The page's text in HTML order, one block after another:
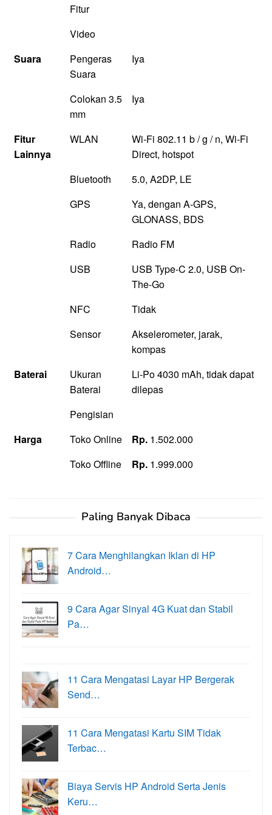
Fitur
Video
Suara
Pengeras
Suara
Iya
Colokan 3.5
mm
Iya
Fitur
Lainnya
WLAN
Wi-Fi 802.11 b / g / n, Wi-Fi
Direct, hotspot
Bluetooth
5.0, A2DP, LE
GPS
Ya, dengan A-GPS,
GLONASS, BDS
Radio
Radio FM
USB
USB Type-C 2.0, USB On-
The-Go
NFC
Tidak
Sensor
Akselerometer, jarak,
kompas
Baterai
Ukuran
Baterai
Li-Po 4030 mAh, tidak dapat
dilepas
Pengisian
Harga
Toko Online Rp. 1.502.000
Toko Offline
Rp. 1.999.000
Paling Banyak Dibaca
7 Cara Menghilangkan Iklan di HP
Android…
9 Cara Agar Sinyal 4G Kuat dan Stabil
Pa…
11 Cara Mengatasi Layar HP Bergerak
Send…
11 Cara Mengatasi Kartu SIM Tidak
Terbac…
Biaya Servis HP Android Serta Jenis
Keru…